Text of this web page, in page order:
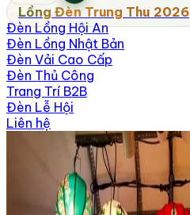
Lồng Đèn Trung Thu 2026
Đèn Lồng Hội An
Đèn Lồng Nhật Bản
Đèn Vải Cao Cấp
Đèn Thủ Công
Trang Trí B2B
Đèn Lễ Hội
Liên hệ